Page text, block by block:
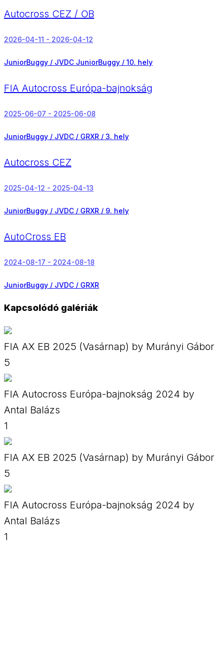
Autocross CEZ / OB
2026-04-11 - 2026-04-12
JuniorBuggy / JVDC JuniorBuggy / 10. hely
FIA Autocross Európa-bajnokság
2025-06-07 - 2025-06-08
JuniorBuggy / JVDC / GRXR / 3. hely
Autocross CEZ
2025-04-12 - 2025-04-13
JuniorBuggy / JVDC / GRXR / 9. hely
AutoCross EB
2024-08-17 - 2024-08-18
JuniorBuggy / JVDC / GRXR
Kapcsolódó galériák
FIA AX EB 2025 (Vasárnap) by Murányi Gábor
5
FIA Autocross Európa-bajnokság 2024 by
Antal Balázs
1
FIA AX EB 2025 (Vasárnap) by Murányi Gábor
5
FIA Autocross Európa-bajnokság 2024 by
Antal Balázs
1